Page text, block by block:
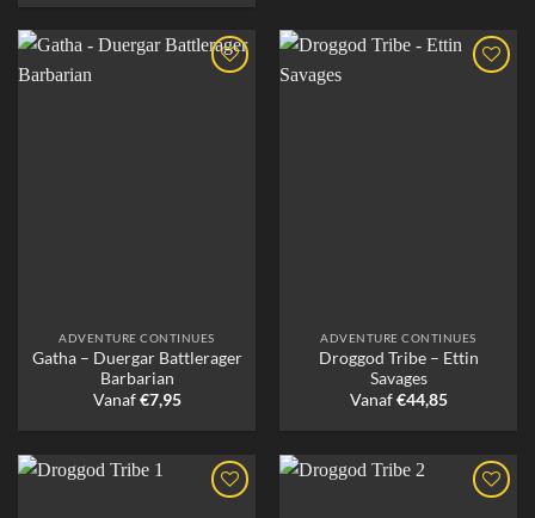
ADVENTURE CONTINUES
Gatha – Duergar Battlerager
Barbarian
Vanaf€7,95
ADVENTURE CONTINUES
Droggod Tribe – Ettin
Savages
Vanaf€44,85